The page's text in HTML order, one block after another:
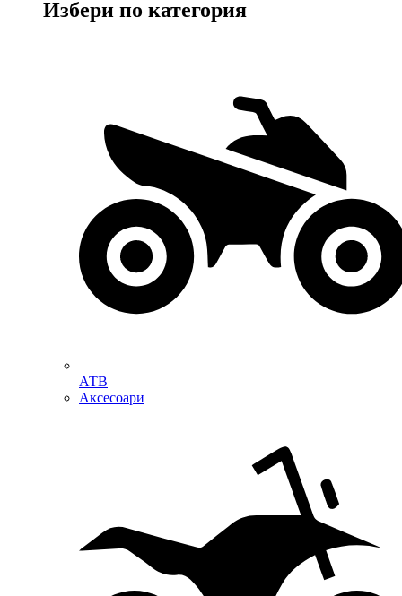
Избери по категория
АТВ
Аксесоари